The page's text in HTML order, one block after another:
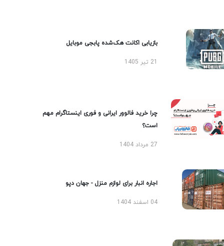
بازیابی اکانت هک‌شده پابجی موبایل
چرا خرید فالوور ایرانی و فوری اینستاگرام مهم
است؟
27 مرداد 1404
اجاره انبار برای لوازم منزل - جهان دپو
04 اسفند 1404